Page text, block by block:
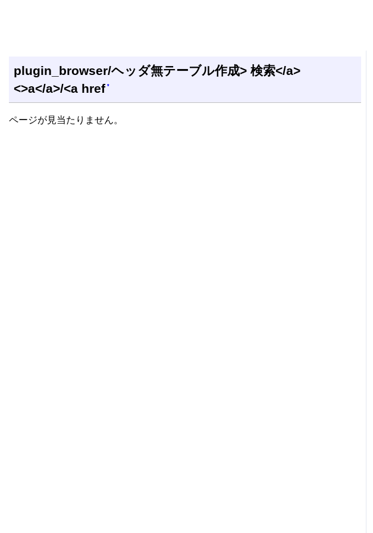
plugin_browser/ヘッダ無テーブル作成> 検索</a>
<>a</a>/<a href *
ページが見当たりません。